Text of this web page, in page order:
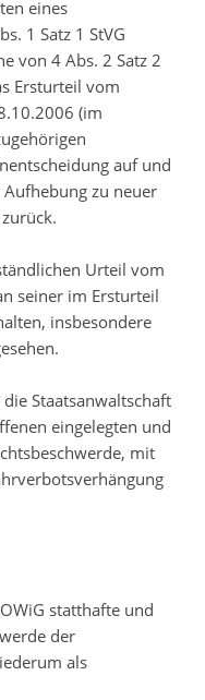
eines
1 Satz 1 StVG
von 4 Abs. 2 Satz 2
Ersturteil vom
(im
auf und
zu neuer
Urteil vom
seiner im Ersturteil
insbesondere
Staatsanwaltschaft
eingelegten und
mit
statthafte und
der
als